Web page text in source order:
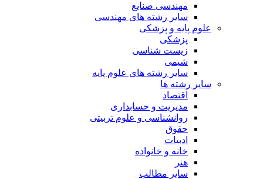
مهندسی صنایع
سایر رشته های مهندسی
علوم پایه و پزشکی
پزشکی
زیست شناسی
شیمی
سایر رشته های علوم پایه
سایر رشته ها
اقتصاد
مدیریت و حسابداری
روانشناسی و علوم تربیتی
حقوق
ادبیات
خانه و خانواده
هنر
سایر مطالب